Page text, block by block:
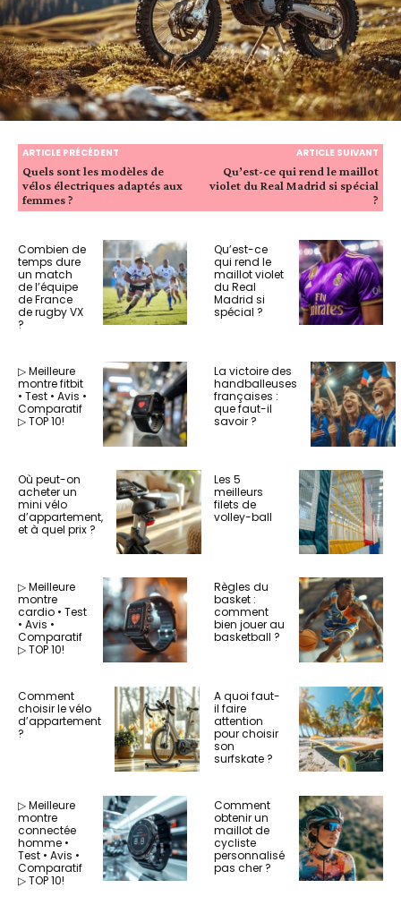
ARTICLE PRÉCÉDENT
Quels sont les modèles de
vélos électriques adaptés aux
femmes ?
ARTICLE SUIVANT
Qu’est-ce qui rend le maillot
violet du Real Madrid si spécial
?
Combien de
temps dure
un match
de l’équipe
de France
de rugby VX
?
Qu’est-ce
qui rend le
maillot violet
du Real
Madrid si
spécial ?
▷ Meilleure
montre fitbit
• Test • Avis •
Comparatif
▷ TOP 10!
La victoire des
handballeuses
françaises :
que faut-il
savoir ?
Où peut-on
acheter un
mini vélo
d’appartement,
et à quel prix ?
Les 5
meilleurs
filets de
volley-ball
▷ Meilleure
montre
cardio • Test
• Avis •
Comparatif
▷ TOP 10!
Règles du
basket :
comment
bien jouer au
basketball ?
Comment
choisir le vélo
d’appartement
?
A quoi faut-
il faire
attention
pour choisir
son
surfskate ?
▷ Meilleure
montre
connectée
homme •
Test • Avis •
Comparatif
▷ TOP 10!
Comment
obtenir un
maillot de
cycliste
personnalisé
pas cher ?